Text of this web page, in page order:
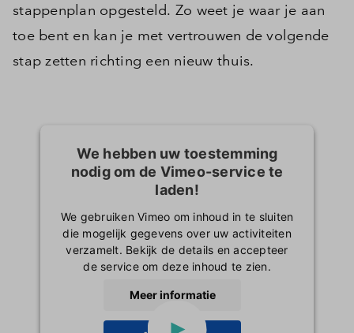
stappenplan opgesteld. Zo weet je waar je aan
toe bent en kan je met vertrouwen de volgende
stap zetten richting een nieuw thuis.
We hebben uw toestemming
nodig om de Vimeo-service te
laden!
We gebruiken Vimeo om inhoud in te sluiten
die mogelijk gegevens over uw activiteiten
verzamelt. Bekijk de details en accepteer
de service om deze inhoud te zien.
Meer informatie